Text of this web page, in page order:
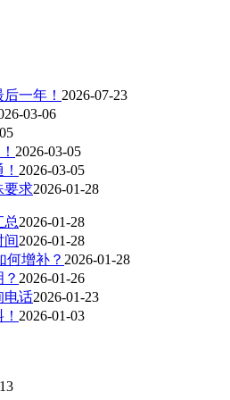
一年！ 2026-07-23
03-06
2026-03-05
2026-03-05
要求2026-01-28
总2026-01-28
间2026-01-28
何增补？ 2026-01-28
2026-01-26
电话2026-01-23
2026-01-03